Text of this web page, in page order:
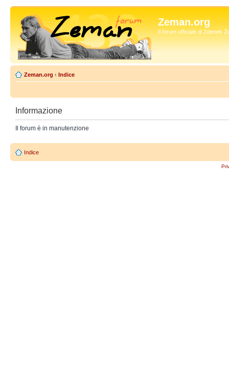
Zeman.org
Il forum ufficiale di Zdenek
Zeman.org ‹ Indice
Informazione
Il forum è in manutenzione
Indice